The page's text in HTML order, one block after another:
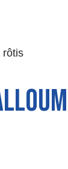
rôtis